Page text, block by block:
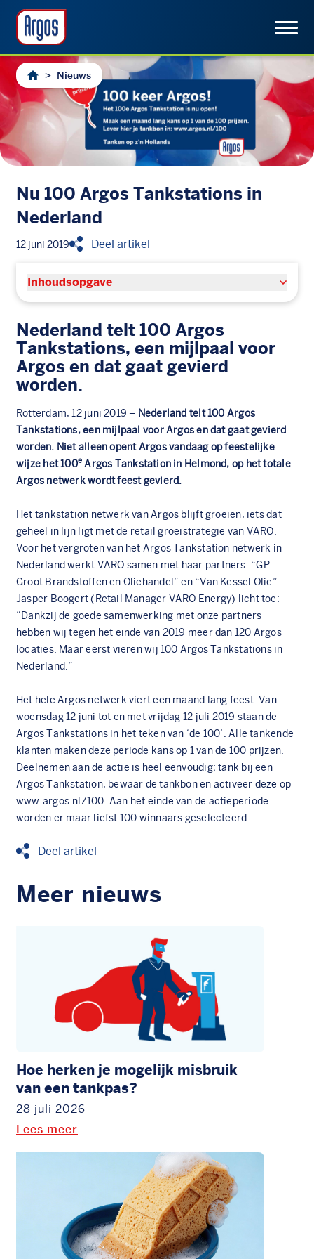
> Nieuws
Nu 100 Argos Tankstations in
Nederland
12 juni 2019 Deel artikel
Inhoudsopgave
Nederland telt 100 Argos
Tankstations, een mijlpaal voor
Argos en dat gaat gevierd
worden.
Rotterdam, 12 juni 2019 – Nederland telt 100 Argos
Tankstations, een mijlpaal voor Argos en dat gaat gevierd
worden. Niet alleen opent Argos vandaag op feestelijke
wijze het 100e Argos Tankstation in Helmond, op het totale
Argos netwerk wordt feest gevierd.
Het tankstation netwerk van Argos blijft groeien, iets dat
geheel in lijn ligt met de retail groeistrategie van VARO.
Voor het vergroten van het Argos Tankstation netwerk in
Nederland werkt VARO samen met haar partners: “GP
Groot Brandstoffen en Oliehandel” en “Van Kessel Olie”.
Jasper Boogert (Retail Manager VARO Energy) licht toe:
“Dankzij de goede samenwerking met onze partners
hebben wij tegen het einde van 2019 meer dan 120 Argos
locaties. Maar eerst vieren wij 100 Argos Tankstations in
Nederland.”
Het hele Argos netwerk viert een maand lang feest. Van
woensdag 12 juni tot en met vrijdag 12 juli 2019 staan de
Argos Tankstations in het teken van ‘de 100’. Alle tankende
klanten maken deze periode kans op 1 van de 100 prijzen.
Deelnemen aan de actie is heel eenvoudig; tank bij een
Argos Tankstation, bewaar de tankbon en activeer deze op
www.argos.nl/100. Aan het einde van de actieperiode
worden er maar liefst 100 winnaars geselecteerd.
Deel artikel
Meer nieuws
Hoe herken je mogelijk misbruik
van een tankpas?
28 juli 2026
Lees meer